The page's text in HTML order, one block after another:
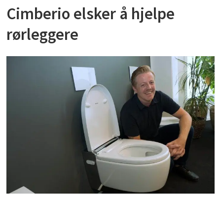
Cimberio elsker å hjelpe
rørleggere